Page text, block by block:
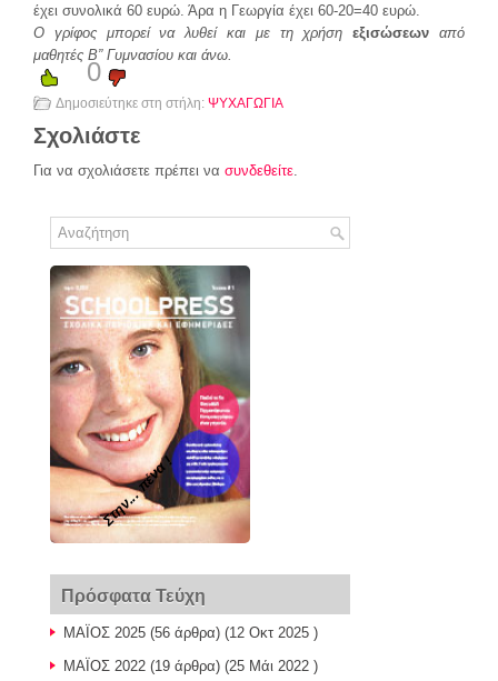
έχει συνολικά 60 ευρώ. Άρα η Γεωργία έχει 60-20=40 ευρώ.
Ο γρίφος μπορεί να λυθεί και με τη χρήσηεξισώσεων από
μαθητές Β” Γυμνασίου και άνω.
0
Δημοσιεύτηκε στη στήλη: ΨΥΧΑΓΩΓΙΑ
Σχολιάστε
Για να σχολιάσετε πρέπει να συνδεθείτε
Στην... πένα !
Πρόσφατα Τεύχη
ΜΑΪΟΣ 2025 (56 άρθρα) (12 Οκτ 2025 )
ΜΑΪΟΣ 2022 (19 άρθρα) (25 Μάι 2022 )